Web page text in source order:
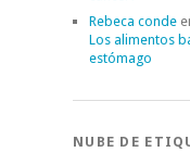
Rebeca conde
Los alimentos
estómago
NUBE DE